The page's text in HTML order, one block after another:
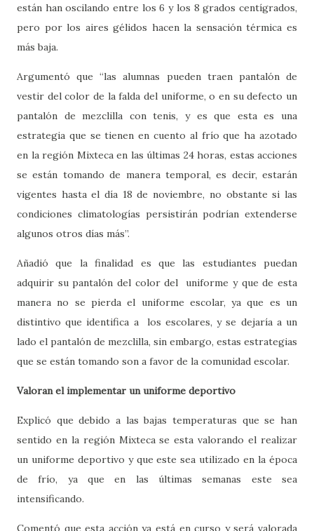
están han oscilando entre los 6 y los 8 grados centígrados,
pero por los aires gélidos hacen la sensación térmica es
más baja.
Argumentó que “las alumnas pueden traen pantalón de
vestir del color de la falda del uniforme, o en su defecto un
pantalón de mezclilla con tenis, y es que esta es una
estrategia que se tienen en cuento al frío que ha azotado
en la región Mixteca en las últimas 24 horas, estas acciones
se están tomando de manera temporal, es decir, estarán
vigentes hasta el día 18 de noviembre, no obstante si las
condiciones climatologías persistirán podrían extenderse
algunos otros días más”.
Añadió que la finalidad es que las estudiantes puedan
adquirir su pantalón del color del
uniforme y que de esta
manera no se pierda el uniforme escolar, ya que es un
distintivo que identifica a
los escolares, y se dejaría a un
lado el pantalón de mezclilla, sin embargo, estas estrategias
que se están tomando son a favor de la comunidad escolar.
Valoran el implementar un uniforme deportivo
Explicó que debido a las bajas temperaturas que se han
sentido en la región Mixteca se esta valorando el realizar
un uniforme deportivo y que este sea utilizado en la época
de frío, ya que en las últimas semanas este sea
intensificando.
Comentó que esta acción ya está en curso y será valorada